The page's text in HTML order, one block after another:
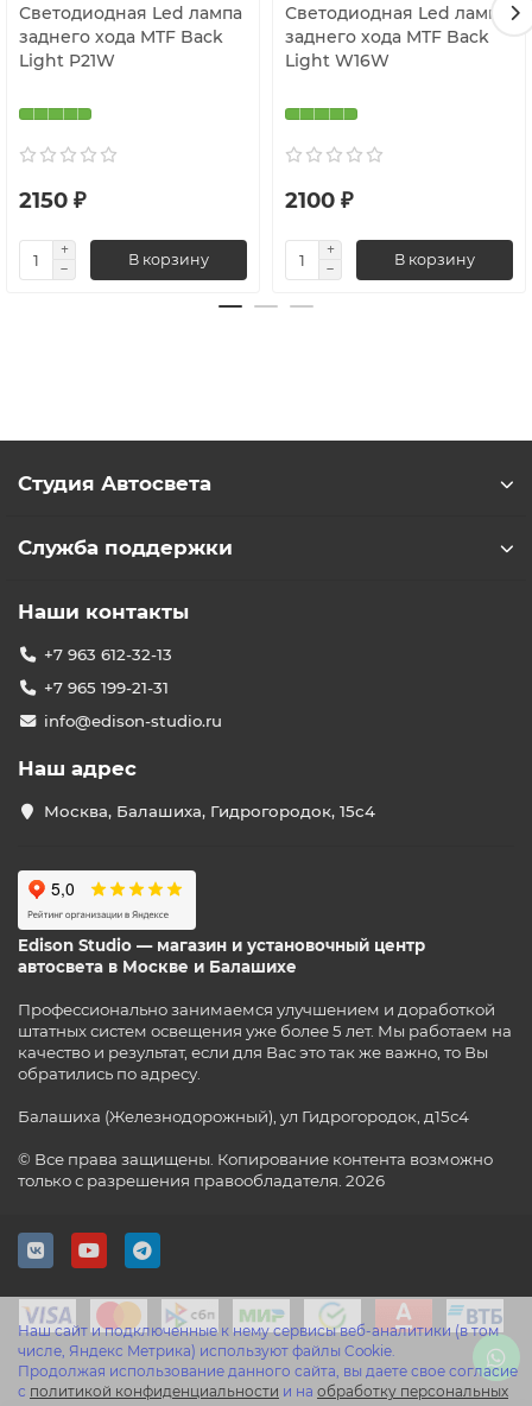
Светодиодная Led лампа
заднего хода MTF Back
Light P21W
2150 ₽
В корзину
Светодиодная Led лампа
заднего хода MTF Back
Light W16W
2100 ₽
В корзину
Наш сайт и подключенные к нему сервисы веб-аналитики (в том
числе, Яндекс Метрика) используют файлы Cookie.
Продолжая использование данного сайта, вы даете свое согласие
с политикой конфиденциальности и на обработку персональных
Студия Автосвета
Служба поддержки
Наши контакты
+7 963 612-32-13
+7 965 199-21-31
info@edison-studio.ru
Наш адрес
Москва, Балашиха, Гидрогородок, 15с4
Edison Studio — магазин и установочный центр
автосвета в Москве и Балашихе
Профессионально занимаемся улучшением и доработкой
штатных систем освещения уже более 5 лет. Мы работаем на
качество и результат, если для Вас это так же важно, то Вы
обратились по адресу.
Балашиха (Железнодорожный), ул Гидрогородок, д15с4
© Все права защищены. Копирование контента возможно
только с разрешения правообладателя. 2026